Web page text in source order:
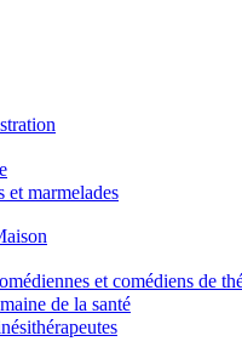
marmelades
et comédiens de
de la santé